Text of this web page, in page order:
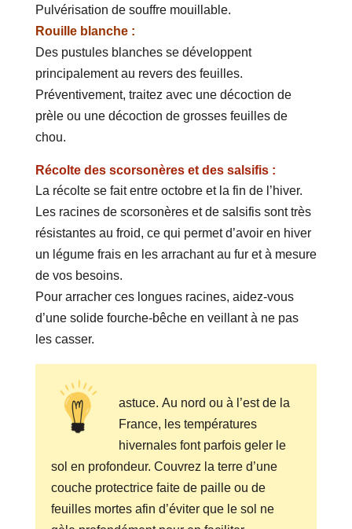
Pulvérisation de souffre mouillable.
Rouille blanche :
Des pustules blanches se développent
principalement au revers des feuilles.
Préventivement, traitez avec une décoction de
prèle ou une décoction de grosses feuilles de
chou.
Récolte des scorsonères et des salsifis :
La récolte se fait entre octobre et la fin de l’hiver.
Les racines de scorsonères et de salsifis sont très
résistantes au froid, ce qui permet d’avoir en hiver
un légume frais en les arrachant au fur et à mesure
de vos besoins.
Pour arracher ces longues racines, aidez-vous
d’une solide fourche-bêche en veillant à ne pas
les casser.
astuce. Au nord ou à l’est de la
France, les températures
hivernales font parfois geler le
sol en profondeur. Couvrez la terre d’une
couche protectrice faite de paille ou de
feuilles mortes afin d’éviter que le sol ne